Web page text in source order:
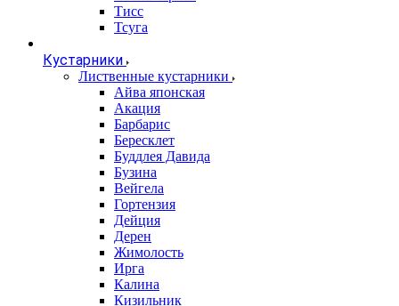
Тисс
Тсуга
Кустарники
Лиственные кустарники
Айва японская
Акация
Барбарис
Бересклет
Буддлея Давида
Бузина
Вейгела
Гортензия
Дейция
Дерен
Жимолость
Ирга
Калина
Кизильник